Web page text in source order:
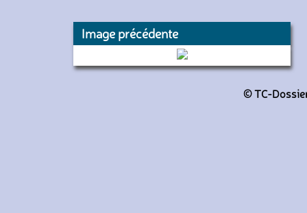
Image précédente
883 (Keolis Vélizy)
© TC-